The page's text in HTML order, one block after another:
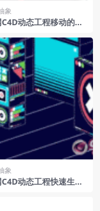
象
动态工程移动的三
象
动态工程快速生长